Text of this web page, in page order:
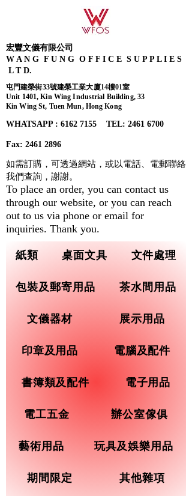
宏豐文儀有限公司
W A N G F U N G O F F I C E S U P P L I E S
L T D.
屯門建榮街33號建榮工業大廈14樓01室
Unit 1401, Kin Wing Industrial Building, 33
Kin Wing St, Tuen Mun, Hong Kong
WHATSAPP : 6162 7155​ TEL: 2461 6700
Fax: 2461 2896
紙類 桌面文具 文件處理
包裝及郵寄用品 茶水間用品
文儀器材 展示用品
印章及用品 電腦及配件
書簿類及配件 電子用品
電工五金 辦公室傢俱
藝術用品 玩具及娛樂用品
期間限定 其他雜項
如需訂購，可透過網站，或以電話、電郵聯絡
我們查詢， 謝謝。
To place an order, you can contact us
through our website, or you can reach
out to us via phone or email for
inquiries. Thank you.